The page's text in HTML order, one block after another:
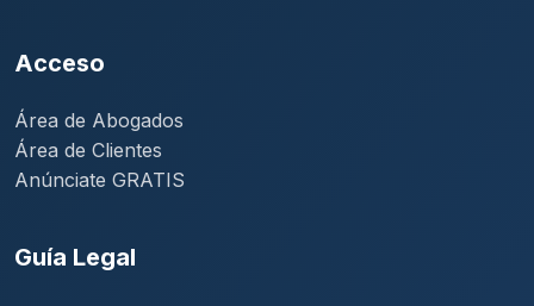
Acceso
Área de Abogados
Área de Clientes
Anúnciate GRATIS
Guía Legal